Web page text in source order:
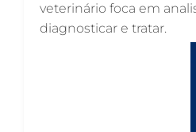
VETERINÁRIO URGENTE
veterinário foca em
diagnosticar e tratar.